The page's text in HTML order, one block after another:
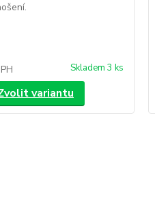
Skladem 3 ks
variantu